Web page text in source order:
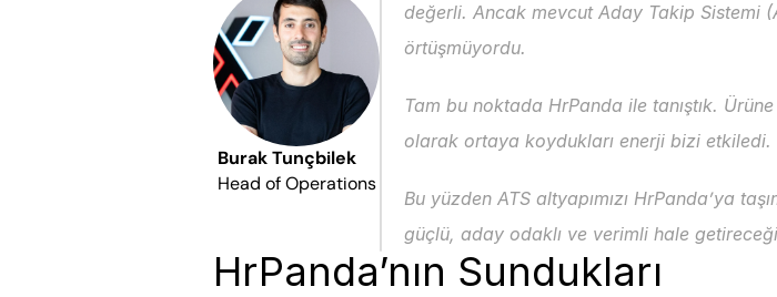
Burak Tunçbilek
Head of Operations
değerli. Ancak mevcut Aday Takip Sistemi
örtüşmüyordu.
Tam bu noktada HrPanda ile tanıştık.
olarak ortaya koydukları enerji bizi etkiledi.
Bu yüzden ATS altyapımızı HrPanda’ya
güçlü, aday odaklı ve verimli hale
HrPanda’nın Sundukları